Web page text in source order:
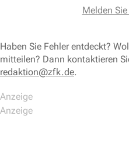
Melden
Haben Sie Fehler entdeckt?
mitteilen? Dann kontaktieren
redaktion@zfk.de.